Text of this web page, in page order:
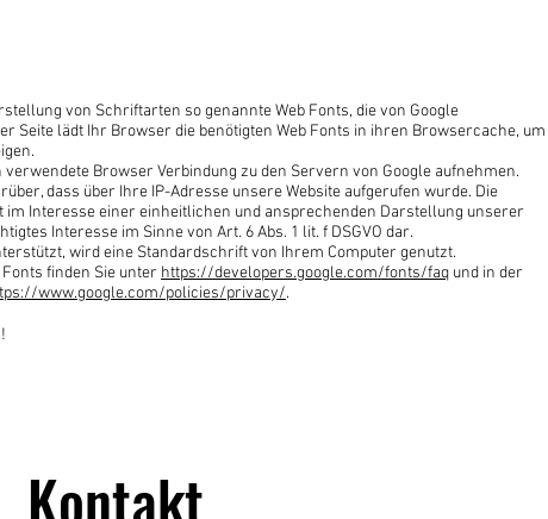
von Schriftarten so genannte Web Fonts, die von Google
Seite lädt Ihr Browser die benötigten Web Fonts in ihren Browsercache, um
Browser Verbindung zu den Servern von Google aufnehmen.
dass über Ihre IP-Adresse unsere Website aufgerufen wurde. Die
im Interesse einer einheitlichen und ansprechenden Darstellung unserer
Interesse im Sinne von Art. 6 Abs. 1 lit. f DSGVO dar.
wird eine Standardschrift von Ihrem Computer genutzt.
finden Sie unter https://developers.google.com/fonts/faq und in der
www.google.com/policies/privacy/.
Kontakt